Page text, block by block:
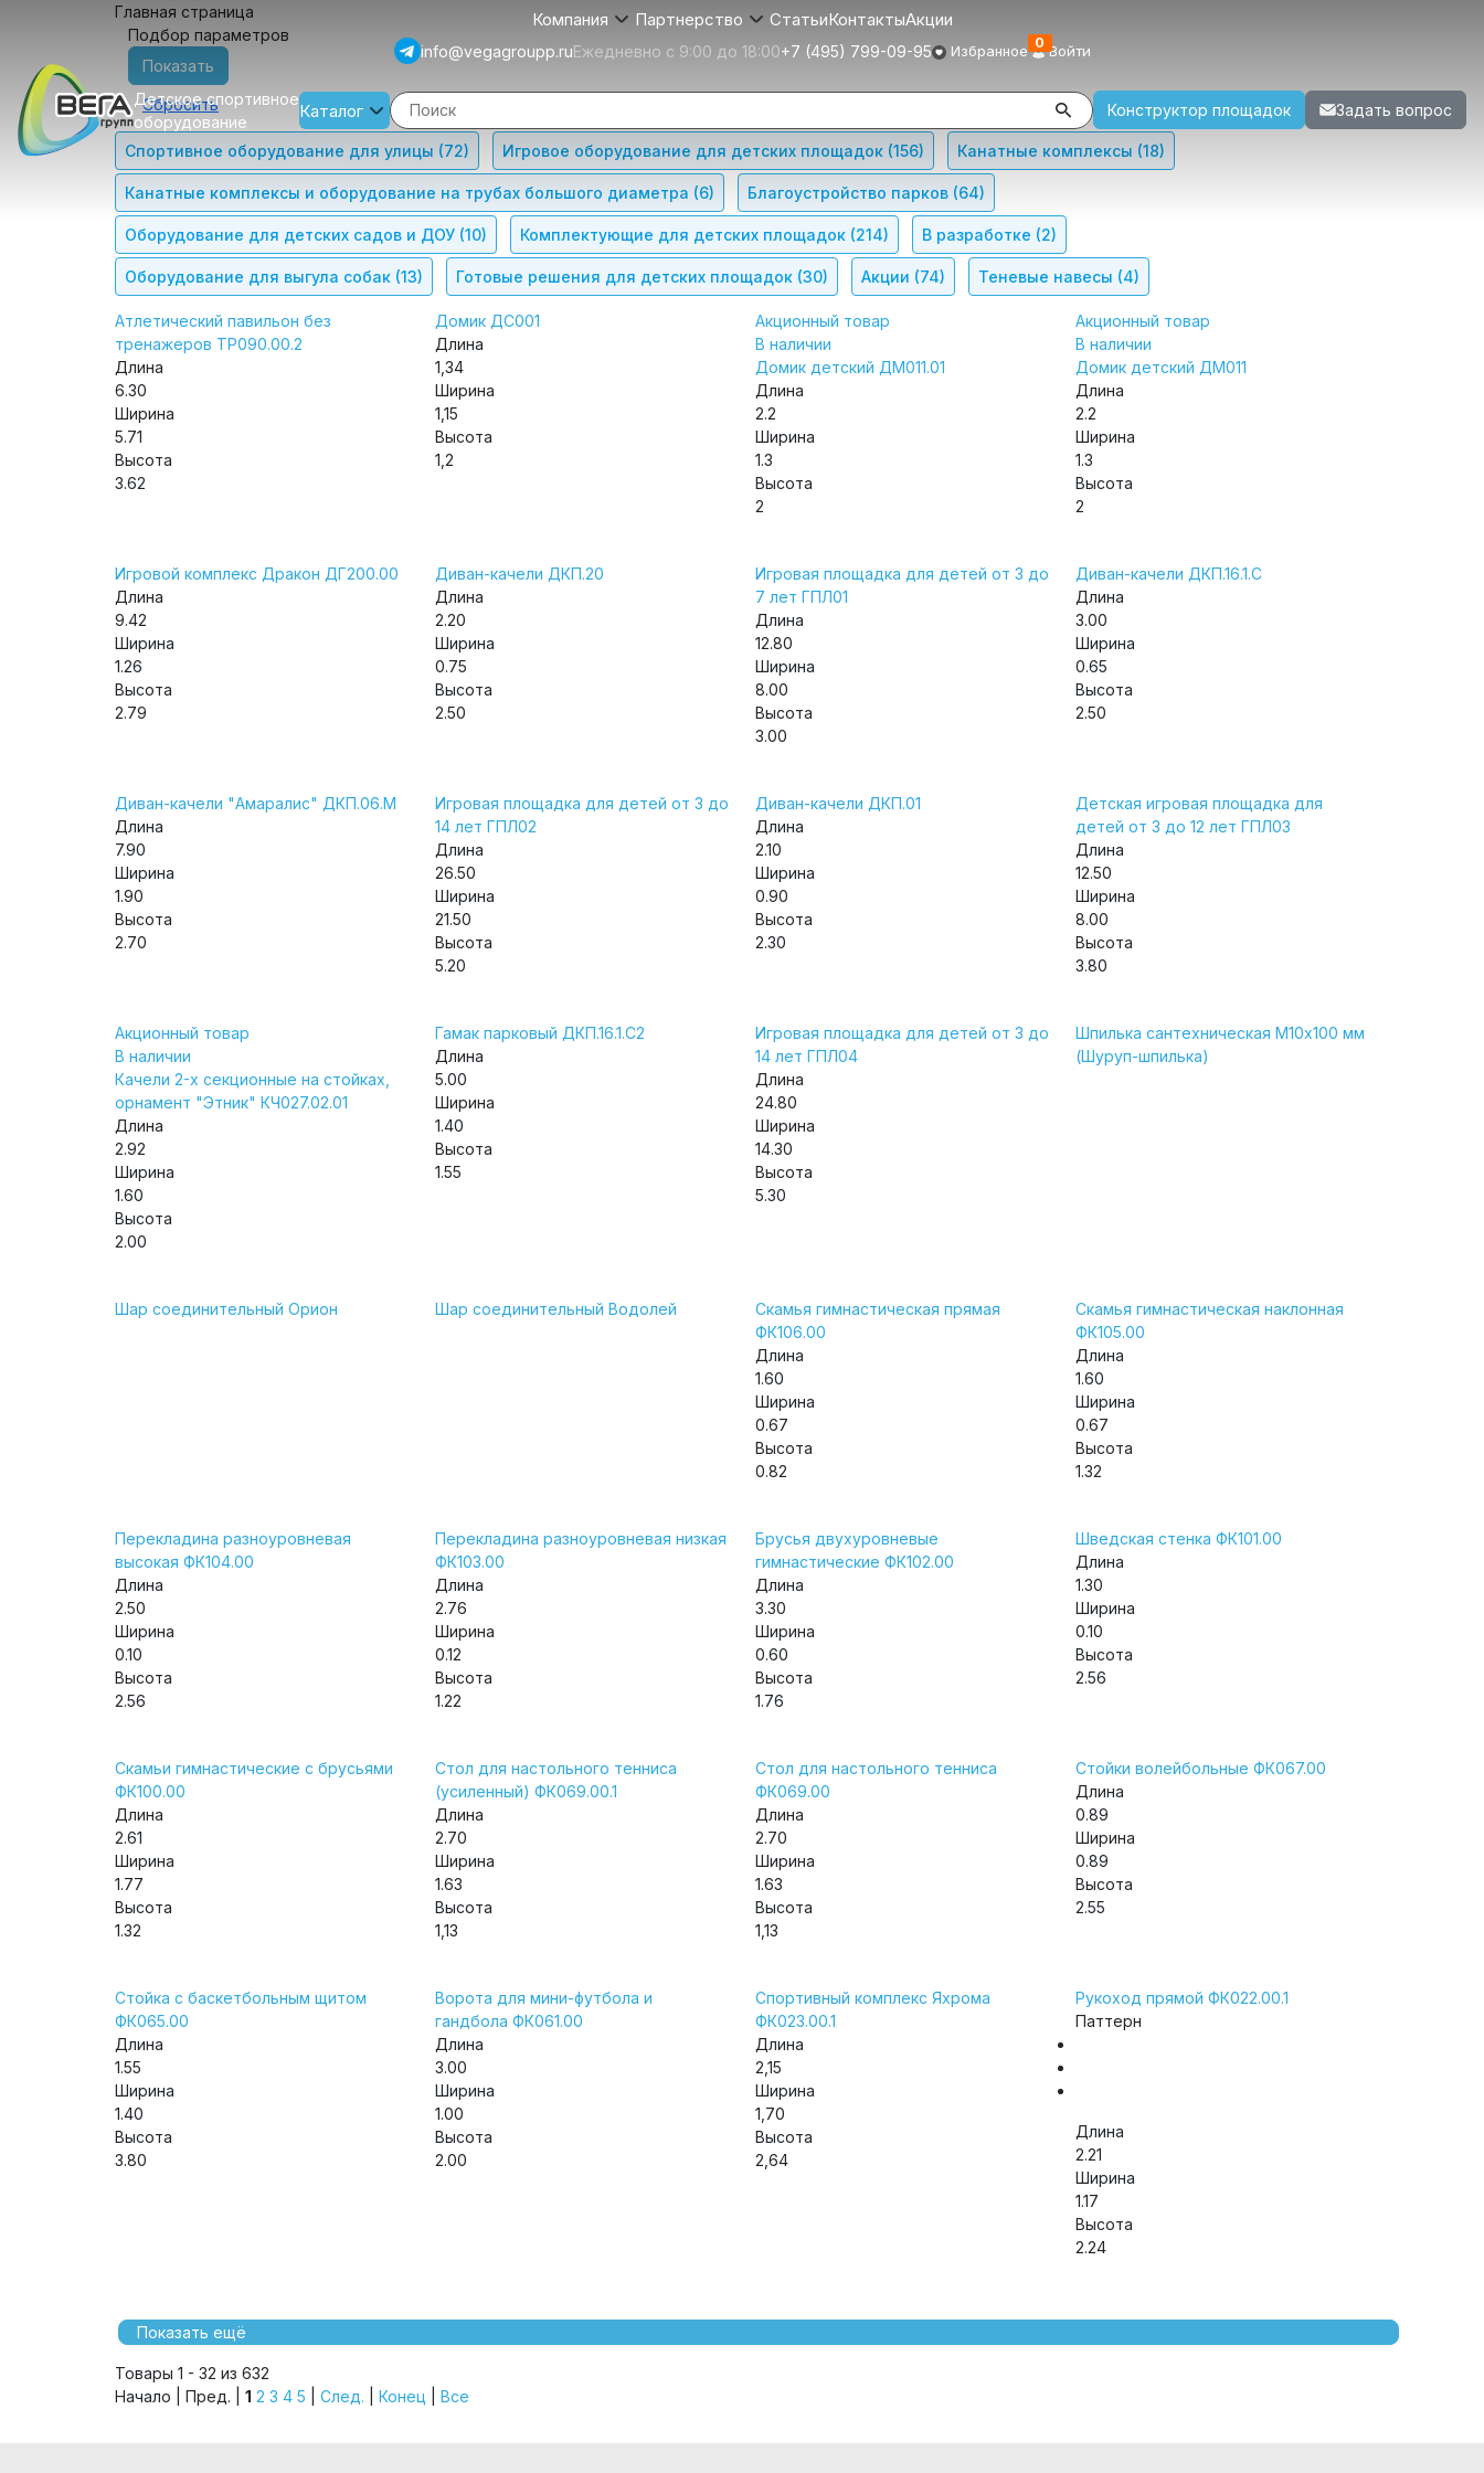
Компания Партнерство СтатьиКонтактыАкции
info@vegagroupp.ruЕжедневно с 9:00 до 18:00+7 (495) 799-09-95 Избранное 0 Войти
Детское спортивное
оборудование
Каталог Конструктор площадок Задать вопрос
Главная страница
Подбор параметров
Спортивное оборудование для улицы (72) Игровое оборудование для детских площадок (156) Канатные комплексы (18)
Канатные комплексы и оборудование на трубах большого диаметра (6) Благоустройство парков (64)
Оборудование для детских садов и ДОУ (10) Комплектующие для детских площадок (214) В разработке (2)
Оборудование для выгула собак (13) Готовые решения для детских площадок (30) Акции (74) Теневые навесы (4)
Атлетический павильон без
тренажеров ТР090.00.2
Длина
6.30
Ширина
5.71
Высота
3.62
Домик ДС001
Длина
1,34
Ширина
1,15
Высота
1,2
Акционный товар
В наличии
Домик детский ДМ011.01
Длина
2.2
Ширина
1.3
Высота
2
Акционный товар
В наличии
Домик детский ДМ011
Длина
2.2
Ширина
1.3
Высота
2
Игровой комплекс Дракон ДГ200.00
Длина
9.42
Ширина
1.26
Высота
2.79
Диван-качели ДКП.20
Длина
2.20
Ширина
0.75
Высота
2.50
Игровая площадка для детей от 3 до
7 лет ГПЛ01
Длина
12.80
Ширина
8.00
Высота
3.00
Диван-качели ДКП.16.1.С
Длина
3.00
Ширина
0.65
Высота
2.50
Диван-качели "Амаралис" ДКП.06.М
Длина
7.90
Ширина
1.90
Высота
2.70
Игровая площадка для детей от 3 до
14 лет ГПЛ02
Длина
26.50
Ширина
21.50
Высота
5.20
Диван-качели ДКП.01
Длина
2.10
Ширина
0.90
Высота
2.30
Детская игровая площадка для
детей от 3 до 12 лет ГПЛ03
Длина
12.50
Ширина
8.00
Высота
3.80
Акционный товар
В наличии
Качели 2-х секционные на стойках,
орнамент "Этник" КЧ027.02.01
Длина
2.92
Ширина
1.60
Высота
2.00
Гамак парковый ДКП.16.1.С2
Длина
5.00
Ширина
1.40
Высота
1.55
Игровая площадка для детей от 3 до
14 лет ГПЛ04
Длина
24.80
Ширина
14.30
Высота
5.30
Шпилька сантехническая М10х100 мм
(Шуруп-шпилька)
Шар соединительный Орион Шар соединительный Водолей
Скамья гимнастическая прямая
ФК106.00
Длина
1.60
Ширина
0.67
Высота
0.82
Скамья гимнастическая наклонная
ФК105.00
Длина
1.60
Ширина
0.67
Высота
1.32
Перекладина разноуровневая
высокая ФК104.00
Длина
2.50
Ширина
0.10
Высота
2.56
Перекладина разноуровневая низкая
ФК103.00
Длина
2.76
Ширина
0.12
Высота
1.22
Брусья двухуровневые
гимнастические ФК102.00
Длина
3.30
Ширина
0.60
Высота
1.76
Шведская стенка ФК101.00
Длина
1.30
Ширина
0.10
Высота
2.56
Скамьи гимнастические с брусьями
ФК100.00
Длина
2.61
Ширина
1.77
Высота
1.32
Стол для настольного тенниса
(усиленный) ФК069.00.1
Длина
2.70
Ширина
1.63
Высота
1,13
Стол для настольного тенниса
ФК069.00
Длина
2.70
Ширина
1.63
Высота
1,13
Стойки волейбольные ФК067.00
Длина
0.89
Ширина
0.89
Высота
2.55
Стойка с баскетбольным щитом
ФК065.00
Длина
1.55
Ширина
1.40
Высота
3.80
Ворота для мини-футбола и
гандбола ФК061.00
Длина
3.00
Ширина
1.00
Высота
2.00
Спортивный комплекс Яхрома
ФК023.00.1
Длина
2,15
Ширина
1,70
Высота
2,64
Рукоход прямой ФК022.00.1
Паттерн
Длина
2.21
Ширина
1.17
Высота
2.24
Показать ещё
Товары 1 - 32 из 632
Начало | Пред. | 1 2 3 4 5 След. Конец Все